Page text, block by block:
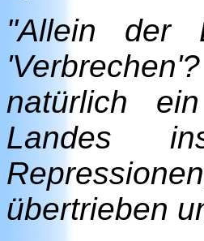
"Allein der
natürlich
Landes
übertrieben